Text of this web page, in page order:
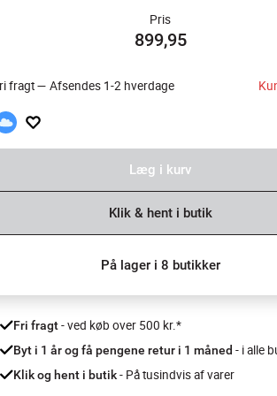
Pris
899,95
fragt — Afsendes 1-2 hverdage
Læg i kurv
Klik & hent i butik
På lager i 8 butikker
Fri fragt - ved køb over 500 kr.*
Byt i 1 år og få pengene retur i 1 måned - i alle
Klik og hent i butik - På tusindvis af varer